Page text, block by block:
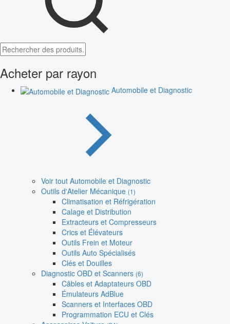
Acheter par rayon
Automobile et Diagnostic
Voir tout Automobile et Diagnostic
Outils d'Atelier Mécanique (1)
Climatisation et Réfrigération
Calage et Distribution
Extracteurs et Compresseurs
Crics et Élévateurs
Outils Frein et Moteur
Outils Auto Spécialisés
Clés et Douilles
Diagnostic OBD et Scanners (6)
Câbles et Adaptateurs OBD
Émulateurs AdBlue
Scanners et Interfaces OBD
Programmation ECU et Clés